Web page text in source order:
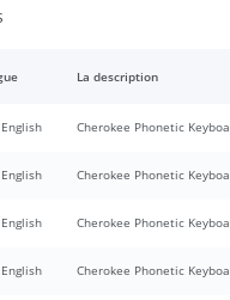
La description
English Cherokee Phonetic
English Cherokee Phonetic
English Cherokee Phonetic
English Cherokee Phonetic